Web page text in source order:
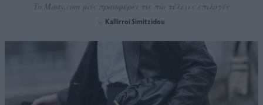
To Mosty.com μας προσφέρει τις πιο τέλειες επιλογές
Kallirroi Simitzidou